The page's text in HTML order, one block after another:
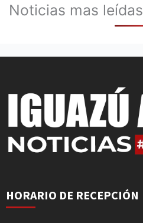
Noticias mas
HORARIO DE RECEPCIÓN